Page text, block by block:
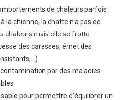
de chaleurs parfois
la chienne, la chatte n’a pas de
chaleurs mais elle se frotte
des caresses, émet des
par des maladies
pour permettre d’équilibrer un